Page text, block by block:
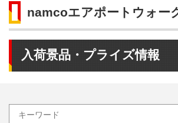
namcoエアポートウォー
入荷景品・プライズ情報